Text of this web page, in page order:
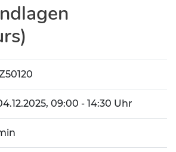
09:00 - 14:30 Uhr